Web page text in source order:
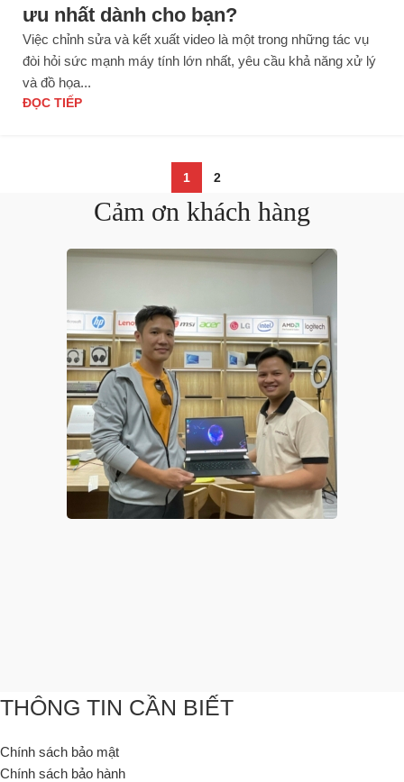
ưu nhất dành cho bạn?
Việc chỉnh sửa và kết xuất video là một trong những tác vụ
đòi hỏi sức mạnh máy tính lớn nhất, yêu cầu khả năng xử lý
và đồ họa...
ĐỌC TIẾP
1 2
Cảm ơn khách hàng
THÔNG TIN CẦN BIẾT
Chính sách bảo mật
Chính sách bảo hành